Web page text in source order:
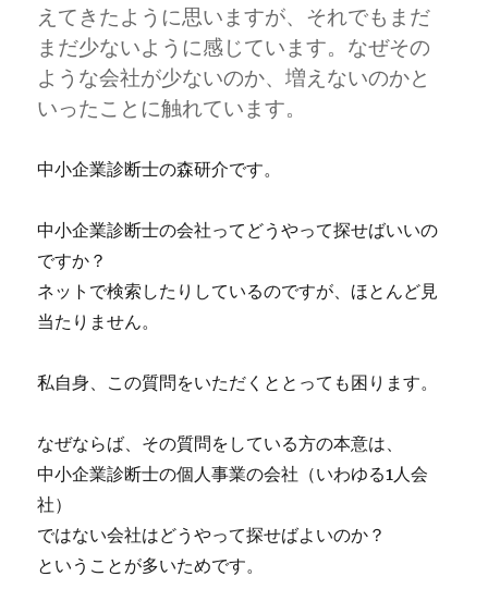
し
な
い
で
か？
えてきたように思いますが、それでもまだ
まだ少ないように感じています。なぜその
ような会社が少ないのか、増えないのかと
いったことに触れています。
中小企業診断士の森研介です。
中小企業診断士の会社ってどうやって探せばいいの
ですか？
ネットで検索したりしているのですが、ほとんど見
当たりません。
私自身、この質問をいただくととっても困ります。
なぜならば、その質問をしている方の本意は、
中小企業診断士の個人事業の会社（いわゆる1人会
社）
ではない会社はどうやって探せばよいのか？
ということが多いためです。